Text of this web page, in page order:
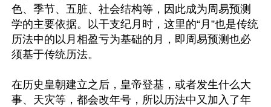
色、季节、五脏、社会结构等，因此成为周易预测
学的主要依据。以干支纪月时，这里的“月”也是传统
历法中的以月相盈亏为基础的月，即周易预测也必
须基于传统历法。
在历史皇朝建立之后，皇帝登基，或者发生什么大
事、天灾等，都会改年号，所以历法中又加入了年